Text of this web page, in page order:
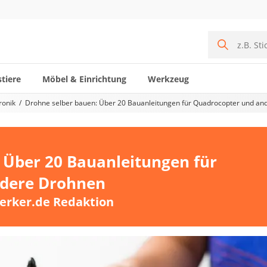
Möbel & Einrichtung Werkzeug
Drohne selber bauen: Über 20 Bauanleitungen für Quadrocopter und
20 Bauanleitungen für
Drohnen
Redaktion